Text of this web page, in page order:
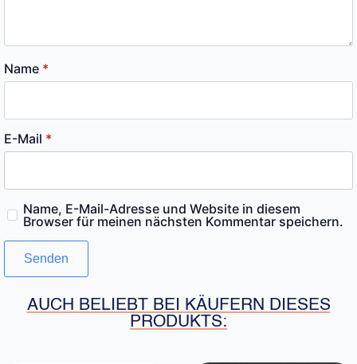
Name *
E-Mail *
Name, E-Mail-Adresse und Website in diesem
Browser für meinen nächsten Kommentar speichern.
AUCH BELIEBT BEI KÄUFERN DIESES
PRODUKTS: